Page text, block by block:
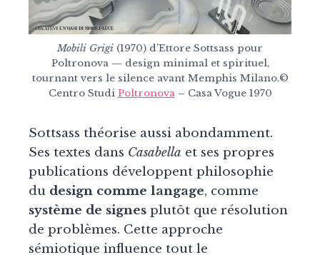
Mobili Grigi (1970) d’Ettore Sottsass pour
Poltronova — design minimal et spirituel,
tournant vers le silence avant Memphis Milano.©
Centro Studi Poltronova– Casa Vogue 1970
Sottsass théorise aussi abondamment.
Ses textes dans Casabella et ses propres
publications développent philosophie
du design comme langage, comme
système de signes plutôt que résolution
de problèmes. Cette approche
sémiotique influence tout le